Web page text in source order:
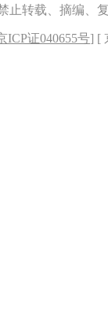
止转载、摘编、
ICP证040655号] [